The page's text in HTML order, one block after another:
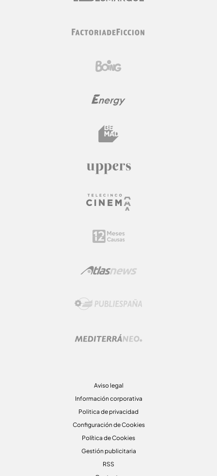
Aviso legal
Información corporativa
Politica de privacidad
Configuración de Cookies
Política de Cookies
Gestión publicitaria
RSS